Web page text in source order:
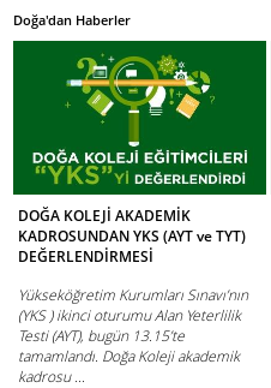
Doğa'dan Haberler
DOĞA KOLEJİ AKADEMİK
KADROSUNDAN YKS (AYT ve TYT)
DEĞERLENDİRMESİ
Yükseköğretim Kurumları Sınavı’nın
(YKS ) ikinci oturumu Alan Yeterlilik
Testi (AYT), bugün 13.15’te
tamamlandı. Doğa Koleji akademik
kadrosu ...